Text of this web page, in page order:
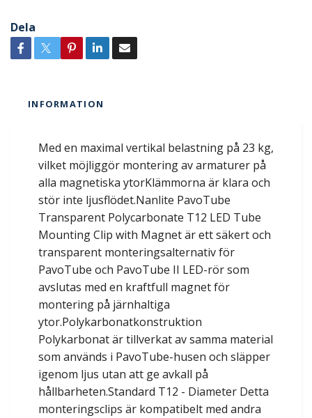
Dela
INFORMATION
Med en maximal vertikal belastning på 23 kg,
vilket möjliggör montering av armaturer på
alla magnetiska ytorKlämmorna är klara och
stör inte ljusflödet.Nanlite PavoTube
Transparent Polycarbonate T12 LED Tube
Mounting Clip with Magnet är ett säkert och
transparent monteringsalternativ för
PavoTube och PavoTube II LED-rör som
avslutas med en kraftfull magnet för
montering på järnhaltiga
ytor.Polykarbonatkonstruktion
Polykarbonat är tillverkat av samma material
som används i PavoTube-husen och släpper
igenom ljus utan att ge avkall på
hållbarheten.Standard T12 - Diameter Detta
monteringsclips är kompatibelt med andra